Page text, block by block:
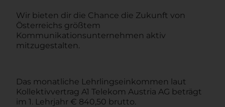
Wir bieten dir die Chance die Zukunft von
Österreichs größtem
Kommunikationsunternehmen aktiv
mitzugestalten.
Das monatliche Lehrlingseinkommen laut
Kollektivvertrag A1 Telekom Austria AG beträgt
im 1. Lehrjahr € 840,50 brutto.